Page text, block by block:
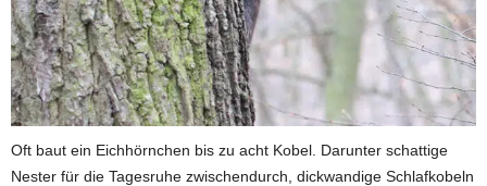
Oft baut ein Eichhörnchen bis zu acht Kobel. Darunter schattige
Nester für die Tagesruhe zwischendurch, dickwandige Schlafkobeln